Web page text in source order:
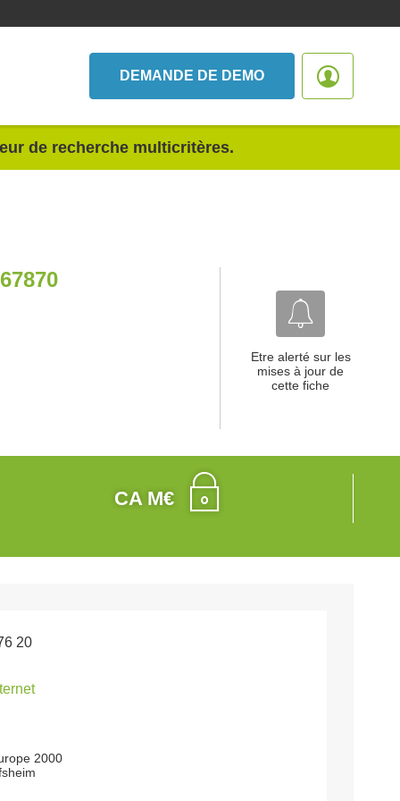
DEMANDE DE DEMO
de recherche multicritères.
Etre alerté sur les
mises à jour de
cette fiche
CA M€
20
2000